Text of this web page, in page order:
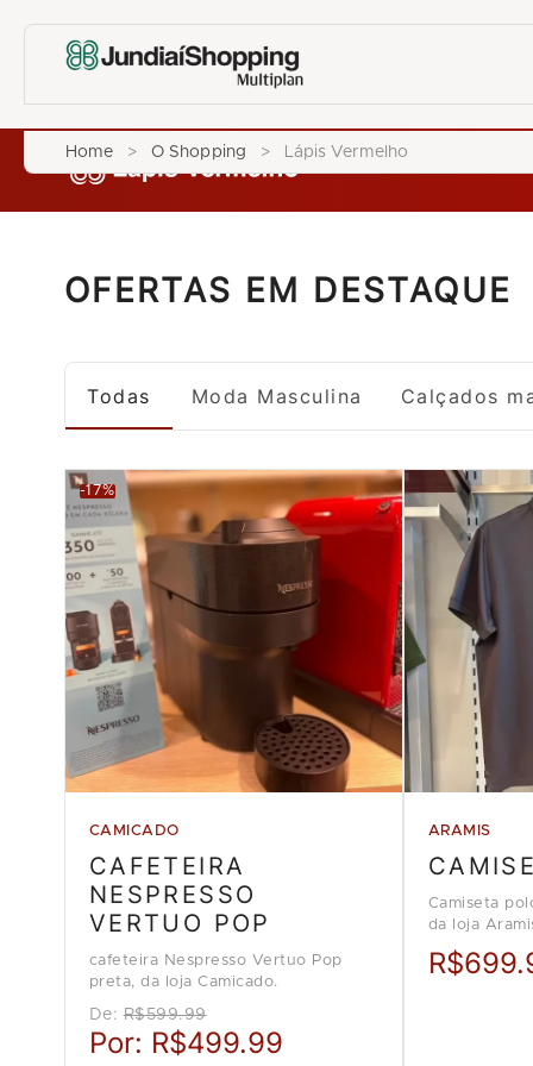
Home > O Shopping > Lápis Vermelho
OFERTAS EM DESTAQUE
Todas Moda Masculina Calçados
-17%
CAMICADO
CAFETEIRA
NESPRESSO
VERTUO POP
cafeteira Nespresso Vertuo Pop
preta, da loja Camicado.
De:R$599.99
Por: R$499.99
ARAMIS
Camiseta
da loja